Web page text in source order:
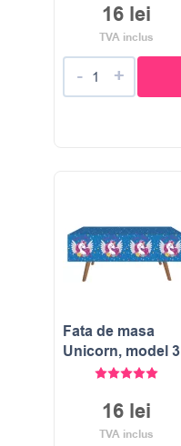
16 lei
TVA inclus
- +
Fata de masa
Unicorn, model 3
16 lei
TVA inclus